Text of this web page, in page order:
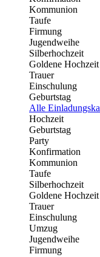
Kommunion
Taufe
Firmung
Jugendweihe
Silberhochzeit
Goldene Hochzeit
Trauer
Einschulung
Geburtstag
Alle
Hochzeit
Geburtstag
Party
Konfirmation
Kommunion
Taufe
Silberhochzeit
Goldene Hochzeit
Trauer
Einschulung
Umzug
Jugendweihe
Firmung